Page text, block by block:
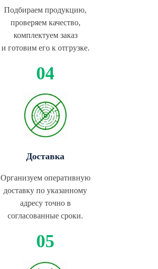
Подбираем продукцию,
проверяем качество,
комплектуем заказ
и готовим его к отгрузке.
Доставка
Организуем оперативную
доставку по указанному
адресу точно в
согласованные сроки.